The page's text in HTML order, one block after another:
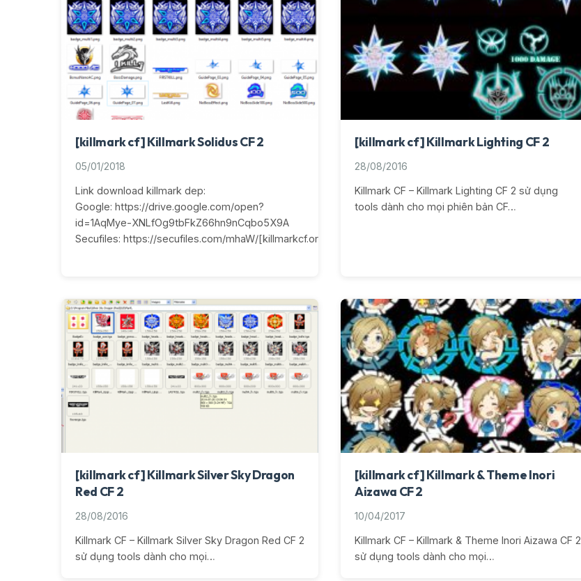
[killmark cf] Killmark Solidus CF 2
05/01/2018
Link download killmark dep:
Google: https://drive.google.com/open?
id=1AqMye-XNLfOg9tbFkZ66hn9nCqbo5X9A
Secufiles: https://secufiles.com/mhaW/[killmarkcf.org]_Killmark_Solidus_CF_2.rar
[killmark cf] Killmark Lighting CF 2
28/08/2016
Killmark CF – Killmark Lighting CF 2 sử dụng
tools dành cho mọi phiên bản CF…
[killmark cf] Killmark Silver Sky Dragon
Red CF 2
28/08/2016
Killmark CF – Killmark Silver Sky Dragon Red CF 2
sử dụng tools dành cho mọi…
[killmark cf] Killmark & Theme Inori
Aizawa CF 2
10/04/2017
Killmark CF – Killmark & Theme Inori Aizawa CF 2
sử dụng tools dành cho mọi…